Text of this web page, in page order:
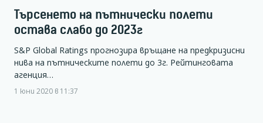
Търсенето на пътнически полети
остава слабо до 2023г
S&P Global Ratings прогнозира връщане на предкризисни
нива на пътническите полети до 3г. Рейтинговата
агенция…
1 юни 2020 в 11:37